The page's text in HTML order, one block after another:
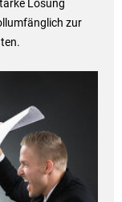
Lösung
zur